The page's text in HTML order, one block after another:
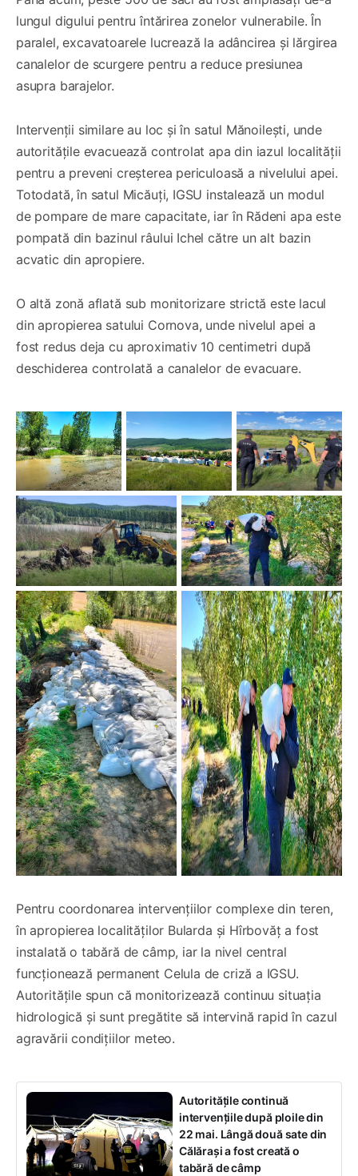
lungul digului pentru întărirea zonelor vulnerabile. În
paralel, excavatoarele lucrează la adâncirea și lărgirea
canalelor de scurgere pentru a reduce presiunea
asupra barajelor.
Intervenții similare au loc și în satul Mănoilești, unde
autoritățile evacuează controlat apa din iazul localității
pentru a preveni creșterea periculoasă a nivelului apei.
Totodată, în satul Micăuți, IGSU instalează un modul
de pompare de mare capacitate, iar în Rădeni apa este
pompată din bazinul râului Ichel către un alt bazin
acvatic din apropiere.
O altă zonă aflată sub monitorizare strictă este lacul
din apropierea satului Cornova, unde nivelul apei a
fost redus deja cu aproximativ 10 centimetri după
deschiderea controlată a canalelor de evacuare.
Pentru coordonarea intervențiilor complexe din teren,
în apropierea localităților Bularda și Hîrbovăț a fost
instalată o tabără de câmp, iar la nivel central
funcționează permanent Celula de criză a IGSU.
Autoritățile spun că monitorizează continuu situația
hidrologică și sunt pregătite să intervină rapid în cazul
agravării condițiilor meteo.
Autoritățile continuă
intervențiile după ploile din
22 mai. Lângă două sate din
Călărași a fost creată o
tabără de câmp